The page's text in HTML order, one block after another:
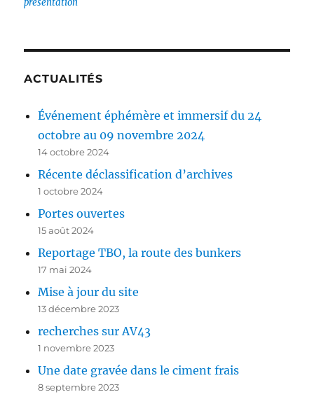
présentation
ACTUALITÉS
Événement éphémère et immersif du 24
octobre au 09 novembre 2024
14 octobre 2024
Récente déclassification d’archives
1 octobre 2024
Portes ouvertes
15 août 2024
Reportage TBO, la route des bunkers
17 mai 2024
Mise à jour du site
13 décembre 2023
recherches sur AV43
1 novembre 2023
Une date gravée dans le ciment frais
8 septembre 2023